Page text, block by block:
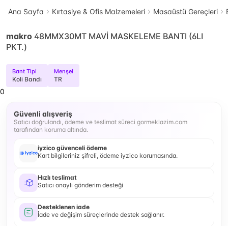
Ana Sayfa Kırtasiye & Ofis Malzemeleri Masaüstü Gereçleri
makro 48MMX30MT MAVİ MASKELEME BANTI (6LI
PKT.)
Bant Tipi
Koli Bandı
Menşei
TR
0
Güvenli alışveriş
Satıcı doğrulandı, ödeme ve teslimat süreci gormeklazim.com
tarafından koruma altında.
iyzico güvenceli ödeme
Kart bilgileriniz şifreli, ödeme iyzico korumasında.
Hızlı teslimat
Satıcı onaylı gönderim desteği
Desteklenen iade
İade ve değişim süreçlerinde destek sağlanır.